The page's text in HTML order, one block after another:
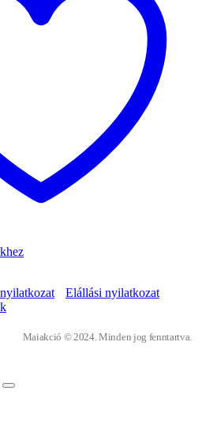
Elállási nyilatkozat
Maiakció © 2024. Minden jog fenntartva.